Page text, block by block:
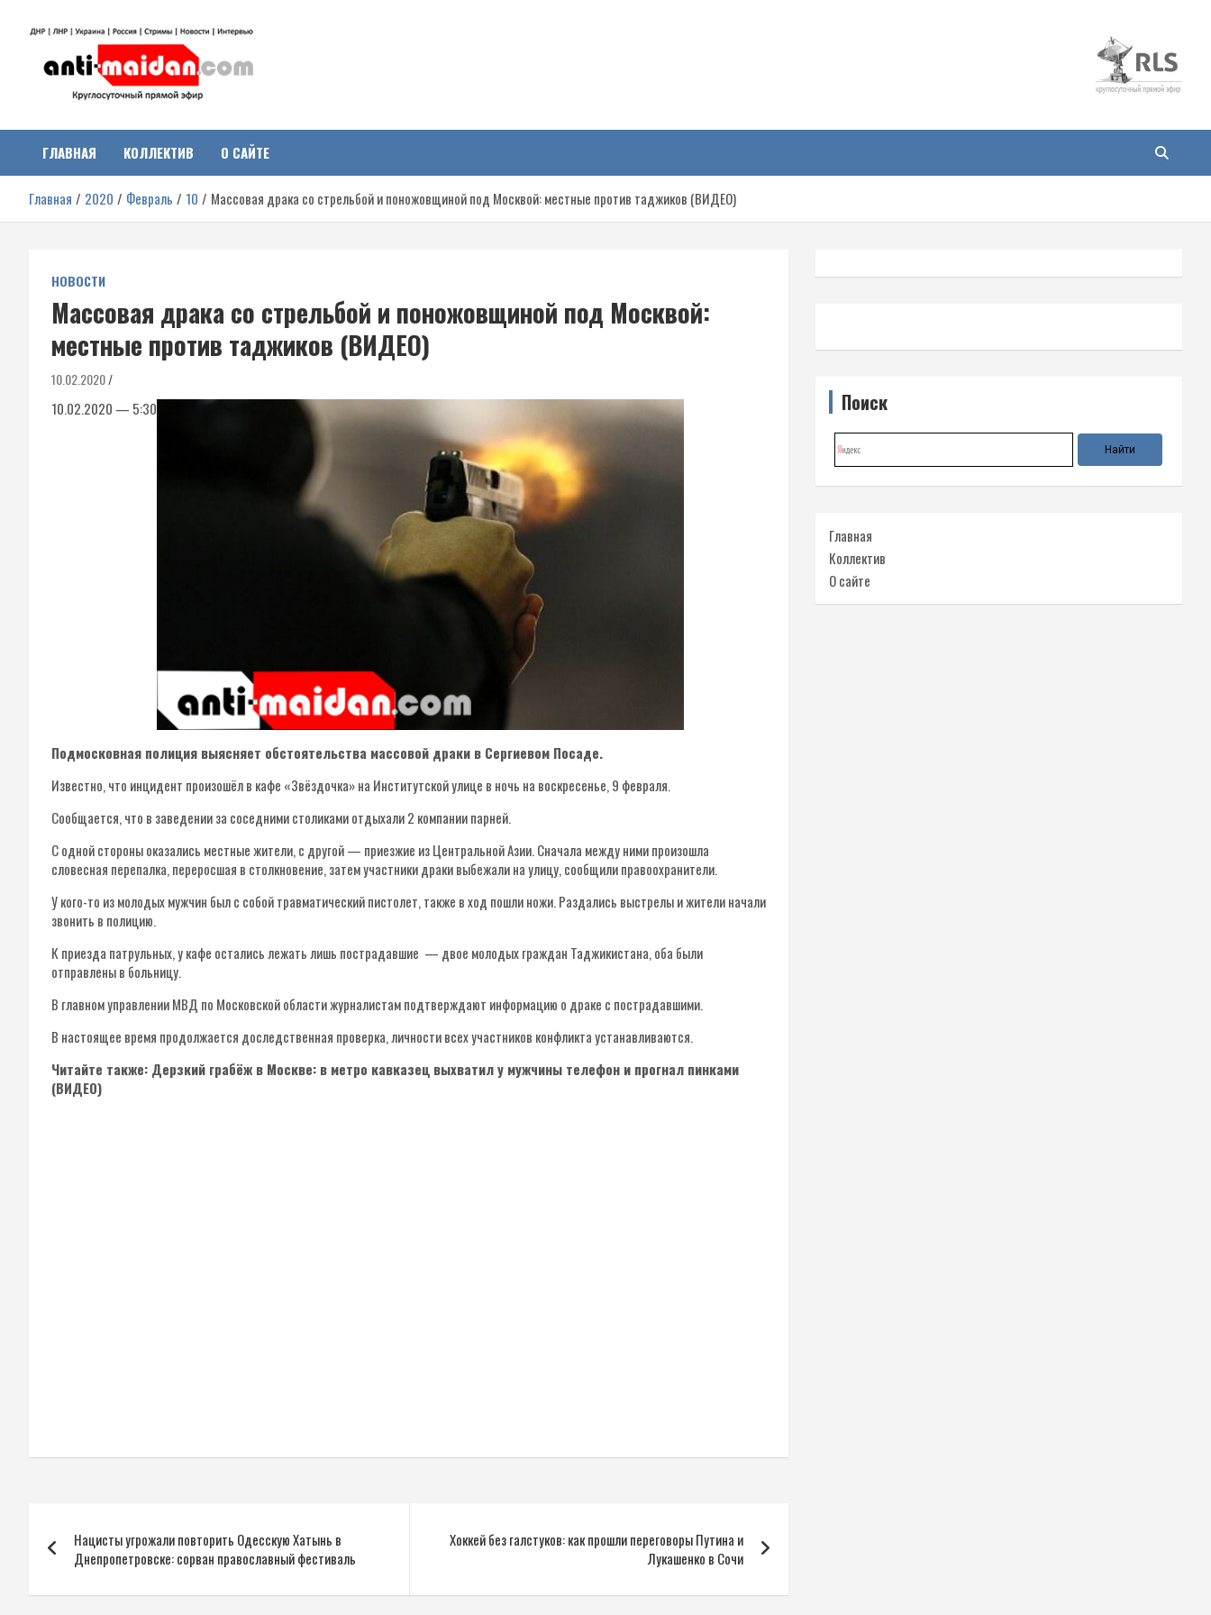
Антимайдан:
Гражданская война на
Украине
о гражданской войне на Украине, включая события в Новороссии,
ДНР, ЛНР и других регионах.
ГЛАВНАЯ КОЛЛЕКТИВ О САЙТЕ
Главная 2020 Февраль 10 Массовая драка со стрельбой и поножовщиной под Москвой: местные против таджиков (ВИДЕО)
НОВОСТИ
Массовая драка со стрельбой и поножовщиной под Москвой:
местные против таджиков (ВИДЕО)
10.02.2020
10.02.2020 — 5:30
Подмосковная полиция выясняет обстоятельства массовой драки в Сергиевом Посаде.
Известно, что инцидент произошёл в кафе «Звёздочка» на Институтской улице в ночь на воскресенье, 9 февраля.
Сообщается, что в заведении за соседними столиками отдыхали 2 компании парней.
С одной стороны оказались местные жители, с другой — приезжие из Центральной Азии. Сначала между ними произошла
словесная перепалка, переросшая в столкновение, затем участники драки выбежали на улицу, сообщили правоохранители.
У кого-то из молодых мужчин был с собой травматический пистолет, также в ход пошли ножи. Раздались выстрелы и жители начали
звонить в полицию.
К приезда патрульных, у кафе остались лежать лишь пострадавшие — двое молодых граждан Таджикистана, оба были
отправлены в больницу.
В главном управлении МВД по Московской области журналистам подтверждают информацию о драке с пострадавшими.
В настоящее время продолжается доследственная проверка, личности всех участников конфликта устанавливаются.
Читайте также: Дерзкий грабёж в Москве: в метро кавказец выхватил у мужчины телефон и прогнал пинками
(ВИДЕО)
по
записям
Нацисты угрожали повторить Одесскую Хатынь в
Днепропетровске: сорван православный фестиваль
Хоккей без галстуков: как прошли переговоры Путина и
Лукашенко в Сочи
Поиск
Главная
Коллектив
О сайте